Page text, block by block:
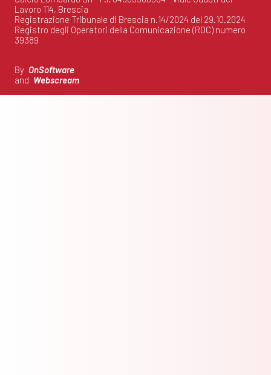
Lavoro 114, Brescia
Registrazione Tribunale di Brescia n.14/2024 del 29.10.2024
Registro degli Operatori della Comunicazione (ROC) numero
39389
By OnSoftware
and Webscream